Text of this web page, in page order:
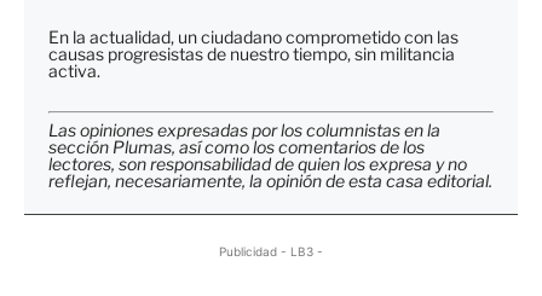
En la actualidad, un ciudadano comprometido con las
causas progresistas de nuestro tiempo, sin militancia
activa.
Las opiniones expresadas por los columnistas en la
sección Plumas, así como los comentarios de los
lectores, son responsabilidad de quien los expresa y no
reflejan, necesariamente, la opinión de esta casa editorial.
Publicidad - LB3 -